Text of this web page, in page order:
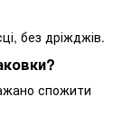
без дріжджів.
спожити